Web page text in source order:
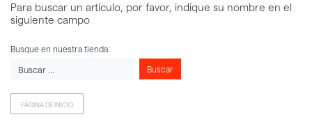
Para buscar un artículo, por favor, indique su nombre en el
siguiente campo
Busque en nuestra tienda:
Buscar
PÁGINA DE INICIO